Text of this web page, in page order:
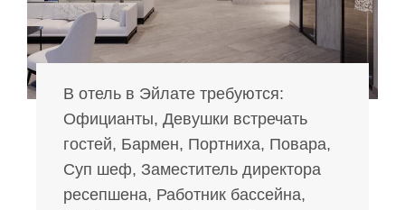
В отель в Эйлате требуются:
Официанты, Девушки встречать
гостей, Бармен, Портниха, Повара,
Суп шеф, Заместитель директора
ресепшена, Работник бассейна,